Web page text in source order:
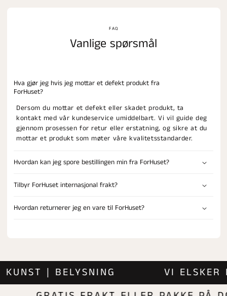
FAQ
Vanlige spørsmål
Hva gjør jeg hvis jeg mottar et defekt produkt fra
ForHuset?
Dersom du mottar et defekt eller skadet produkt, ta
kontakt med vår kundeservice umiddelbart. Vi vil guide deg
gjennom prosessen for retur eller erstatning, og sikre at du
mottar et produkt som møter våre kvalitetsstandarder.
Hvordan kan jeg spore bestillingen min fra ForHuset?
Tilbyr ForHuset internasjonal frakt?
Hvordan returnerer jeg en vare til ForHuset?
| KUNST | BELYSNING
VI